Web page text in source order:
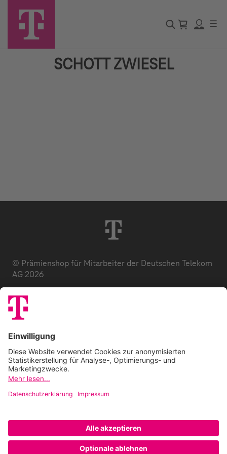
☰
SCHOTT ZWIESEL
© Prämienshop für Mitarbeiter der Deutschen Telekom
AG 2026
Datenschutz
Impressum
Zuzahlung
E-Codes
FAQ
Barrierefreiheitserklärung